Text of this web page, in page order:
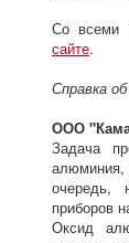
Со всеми
сайте.
Справка
ООО "Кама
Задача
алюминия,
очередь,
приборов
Оксид